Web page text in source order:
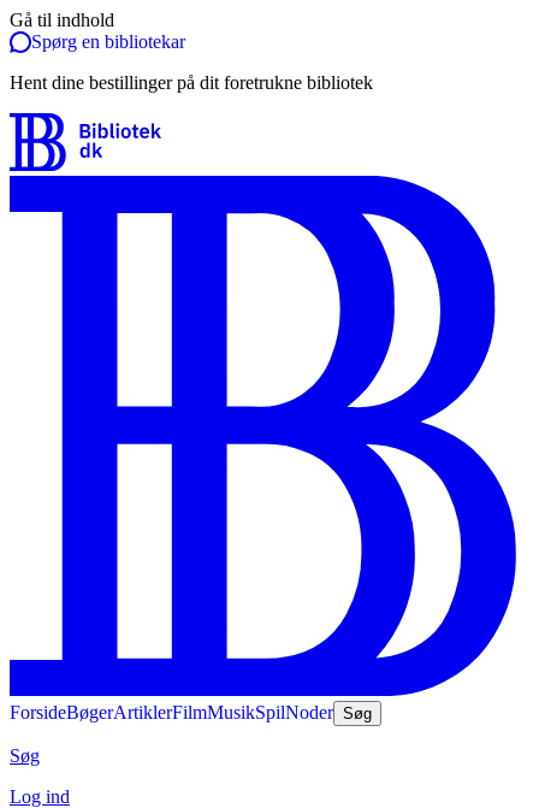
Gå til indhold
Spørg en bibliotekar
Hent dine bestillinger på dit foretrukne bibliotek
ForsideBøgerArtiklerFilmMusikSpilNoder Søg
Søg
Log ind